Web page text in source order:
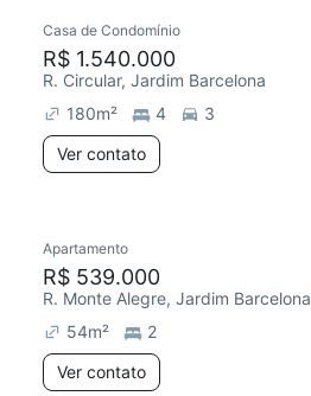
Casa de Condomínio
R$ 1.540.000
R. Circular, Jardim Barcelona
180m² 4
3
Ver contato
Redecorar
Apartamento
R$ 539.000
R. Monte Alegre, Jardim Barcelona
54m²
2
Ver contato